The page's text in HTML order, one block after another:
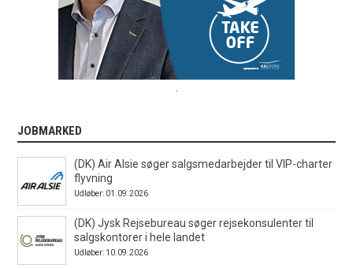
JOBMARKED
(DK) Air Alsie søger salgsmedarbejder til VIP-charter
flyvning
Udløber: 01.09.2026
(DK) Jysk Rejsebureau søger rejsekonsulenter til
salgskontorer i hele landet
Udløber: 10.09.2026